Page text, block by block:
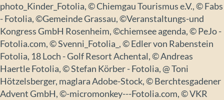
photo_Kinder_Fotolia, © Chiemgau Tourismus e.V., © Fabs
- Fotolia, ©Gemeinde Grassau, ©Veranstaltungs-und
Kongress GmbH Rosenheim, ©chiemsee agenda, © PeJo -
Fotolia.com, © Svenni_Fotolia_, © Edler von Rabenstein
Fotolia, 18 Loch - Golf Resort Achental, © Andreas
Haertle Fotolia, © Stefan Körber - Fotolia, @ Toni
Hötzelsberger, maglara Adobe-Stock, © Berchtesgadener
Advent GmbH, ©-micromonkey---Fotolia.com, © VKR